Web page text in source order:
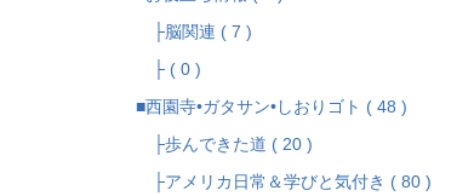
├脳関連 ( 7 )
├ ( 0 )
■西園寺•ガタサン•しおりゴト ( 48 )
├歩んできた道 ( 20 )
├アメリカ日常＆学びと気付き ( 80 )